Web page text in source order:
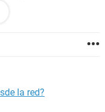
la
los
necesario que me
la red?